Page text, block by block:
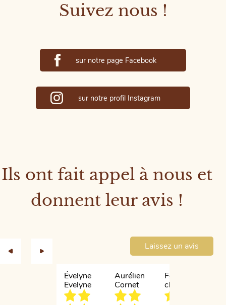
Suivez nous !
sur notre page Facebook
sur notre profil Instagram
Ils ont fait appel à nous et
donnent leur avis !
Laissez un avis
Évelyne
Evelyne
Aurélien
Cornet
Fournier
chloé